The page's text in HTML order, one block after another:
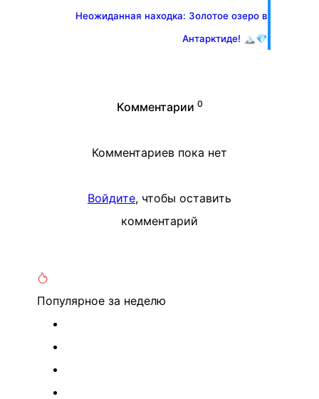
Неожиданная находка: Золотое озеро в
Антарктиде! 🏔️💎
Комментарии 0
Комментариев пока нет
Войдите, чтобы оставить
комментарий
Популярное за неделю